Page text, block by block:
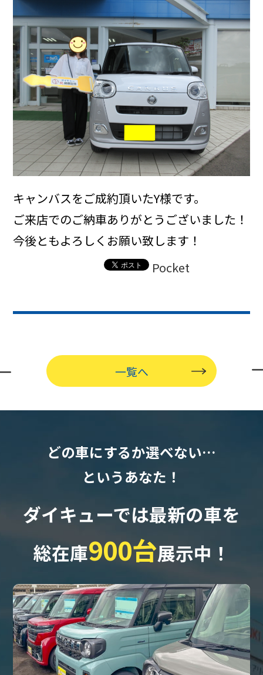
キャンバスをご成約頂いたY様です。
ご来店でのご納車ありがとうございました！
今後ともよろしくお願い致します！
Pocket
一覧へ
どの車にするか選べない…
というあなた！
ダイキューでは最新の車を
総在庫900台展示中！